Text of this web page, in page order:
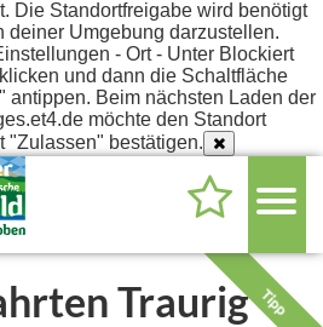
Die Standortfreigabe wird benötigt
deiner Umgebung darzustellen.
- Ort - Unter Blockiert
und dann die Schaltfläche
antippen. Beim nächsten Laden der
möchte den Standort
"Zulassen" bestätigen.
Traurig Tipp